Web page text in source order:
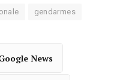
gendarmes
News